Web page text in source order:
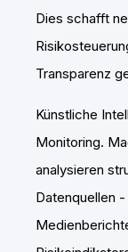
Dies schafft
Transparenz
Künstliche
Monitoring.
analysieren
Datenquellen